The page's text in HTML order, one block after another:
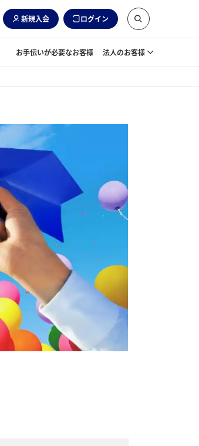
新規入会 ログイン
お手伝いが必要なお客様 法人のお客様